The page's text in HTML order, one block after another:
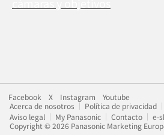
Facebook X Instagram
Youtube
Acerca de nosotros
Política de privacidad
Aviso legal
My Panasonic Contacto
e-
Copyright © 2026 Panasonic Marketing